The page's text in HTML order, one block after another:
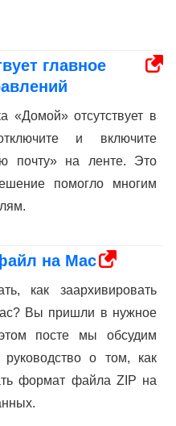
главное
«Домой» отсутствует в
и включите
почту» на ленте. Это
помогло многим
на Mac
как заархивировать
Вы пришли в нужное
посте мы обсудим
руководство о том, как
формат файла ZIP на